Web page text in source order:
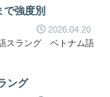
強度別
2026.04.20
スラング ベトナム語
ング